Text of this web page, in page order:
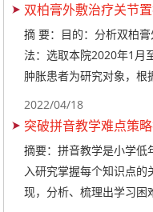
双柏膏外敷治疗关节
摘 要：目的：分析双柏
法：选取本院2020年1月
肿胀患者为研究对象，
2022/04/18
突破拼音教学难点策
摘要：拼音教学是小学低
入研究掌握每个知识点
现，分析、梳理出学习